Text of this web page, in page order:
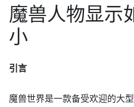
魔兽人物显示
小
引言
魔兽世界是一款备受欢迎的大